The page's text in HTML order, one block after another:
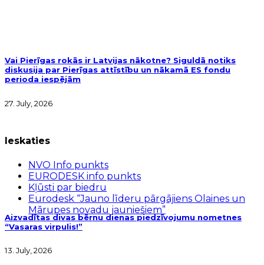
Vai Pierīgas rokās ir Latvijas nākotne? Siguldā notiks
diskusija par Pierīgas attīstību un nākamā ES fondu
perioda iespējām
27. July, 2026
Aizvadītas divas bērnu dienas piedzīvojumu nometnes
“Vasaras virpulis!”
13. July, 2026
Ieskaties
NVO Info punkts
EURODESK info punkts
Kļūsti par biedru
Eurodesk “Jauno līderu pārgājiens Olaines un
Mārupes novadu jauniešiem”